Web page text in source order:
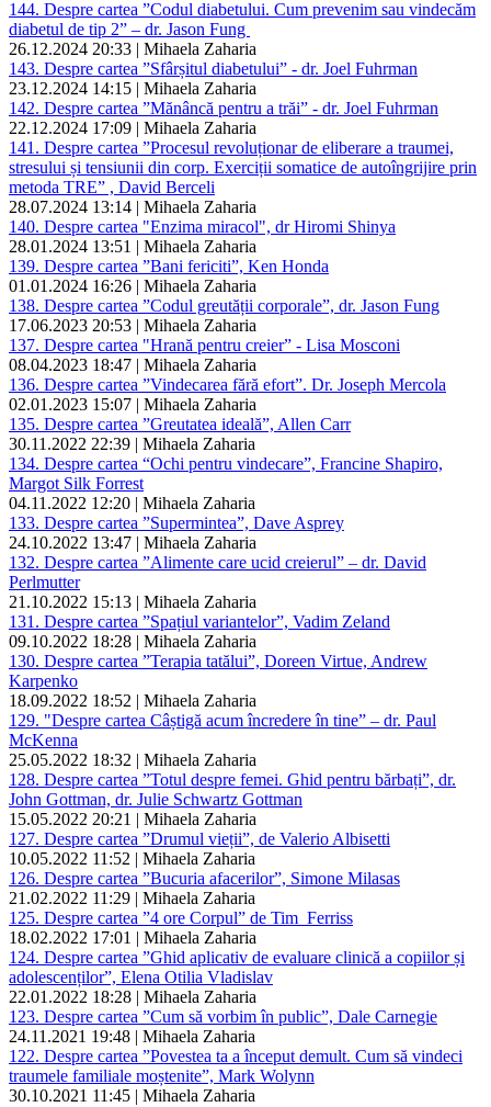
144. Despre cartea ”Codul diabetului. Cum prevenim sau vindecăm
diabetul de tip 2” – dr. Jason Fung
26.12.2024 20:33 | Mihaela Zaharia
143. Despre cartea ”Sfârșitul diabetului” - dr. Joel Fuhrman
23.12.2024 14:15 | Mihaela Zaharia
142. Despre cartea ”Mănâncă pentru a trăi” - dr. Joel Fuhrman
22.12.2024 17:09 | Mihaela Zaharia
141. Despre cartea ”Procesul revoluționar de eliberare a traumei,
stresului și tensiunii din corp. Exerciții somatice de autoîngrijire prin
metoda TRE” , David Berceli
28.07.2024 13:14 | Mihaela Zaharia
140. Despre cartea "Enzima miracol", dr Hiromi Shinya
28.01.2024 13:51 | Mihaela Zaharia
139. Despre cartea ”Bani fericiti”, Ken Honda
01.01.2024 16:26 | Mihaela Zaharia
138. Despre cartea ”Codul greutății corporale”, dr. Jason Fung
17.06.2023 20:53 | Mihaela Zaharia
137. Despre cartea "Hrană pentru creier” - Lisa Mosconi
08.04.2023 18:47 | Mihaela Zaharia
136. Despre cartea ”Vindecarea fără efort”. Dr. Joseph Mercola
02.01.2023 15:07 | Mihaela Zaharia
135. Despre cartea ”Greutatea ideală”, Allen Carr
30.11.2022 22:39 | Mihaela Zaharia
134. Despre cartea “Ochi pentru vindecare”, Francine Shapiro,
Margot Silk Forrest
04.11.2022 12:20 | Mihaela Zaharia
133. Despre cartea ”Supermintea”, Dave Asprey
24.10.2022 13:47 | Mihaela Zaharia
132. Despre cartea ”Alimente care ucid creierul” – dr. David
Perlmutter
21.10.2022 15:13 | Mihaela Zaharia
131. Despre cartea ”Spațiul variantelor”, Vadim Zeland
09.10.2022 18:28 | Mihaela Zaharia
130. Despre cartea ”Terapia tatălui”, Doreen Virtue, Andrew
Karpenko
18.09.2022 18:52 | Mihaela Zaharia
129. "Despre cartea Câștigă acum încredere în tine” – dr. Paul
McKenna
25.05.2022 18:32 | Mihaela Zaharia
128. Despre cartea ”Totul despre femei. Ghid pentru bărbați”, dr.
John Gottman, dr. Julie Schwartz Gottman
15.05.2022 20:21 | Mihaela Zaharia
127. Despre cartea ”Drumul vieții”, de Valerio Albisetti
10.05.2022 11:52 | Mihaela Zaharia
126. Despre cartea ”Bucuria afacerilor”, Simone Milasas
21.02.2022 11:29 | Mihaela Zaharia
125. Despre cartea ”4 ore Corpul” de Tim Ferriss
18.02.2022 17:01 | Mihaela Zaharia
124. Despre cartea ”Ghid aplicativ de evaluare clinică a copiilor și
adolescenților”, Elena Otilia Vladislav
22.01.2022 18:28 | Mihaela Zaharia
123. Despre cartea ”Cum să vorbim în public”, Dale Carnegie
24.11.2021 19:48 | Mihaela Zaharia
122. Despre cartea ”Povestea ta a început demult. Cum să vindeci
traumele familiale moștenite”, Mark Wolynn
30.10.2021 11:45 | Mihaela Zaharia